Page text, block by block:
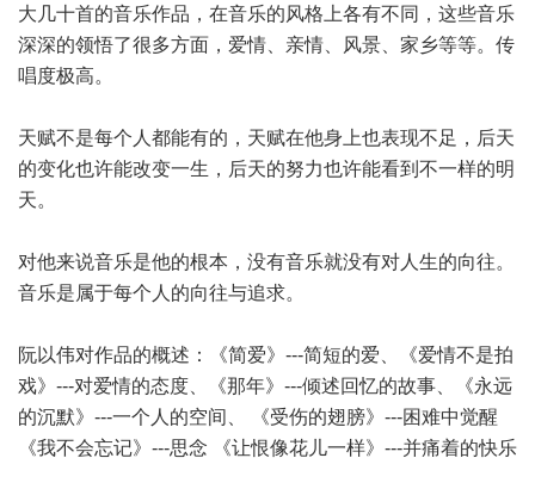
大几十首的音乐作品，在音乐的风格上各有不同，这些音乐
深深的领悟了很多方面，爱情、亲情、风景、家乡等等。传
唱度极高。
天赋不是每个人都能有的，天赋在他身上也表现不足，后天
的变化也许能改变一生，后天的努力也许能看到不一样的明
天。
对他来说音乐是他的根本，没有音乐就没有对人生的向往。
音乐是属于每个人的向往与追求。
阮以伟对作品的概述：《简爱》---简短的爱、《爱情不是拍
戏》---对爱情的态度、《那年》---倾述回忆的故事、《永远
的沉默》---一个人的空间、 《受伤的翅膀》---困难中觉醒
《我不会忘记》---思念 《让恨像花儿一样》---并痛着的快乐